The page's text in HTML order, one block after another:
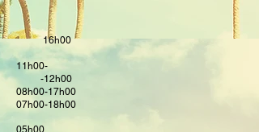
16h00
11h00-
-12h00
08h00-17h00
07h00-18h00
05h00